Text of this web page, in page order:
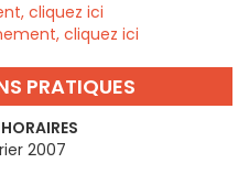
cliquez ici
cliquez ici
PRATIQUES
2007